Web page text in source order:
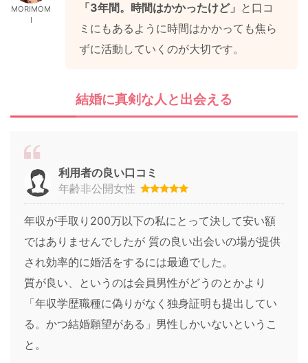
MORIMOM
I
「3年間。時間はかかったけど」 と口コ
ミにもあるように時間はかかっても焦ら
ずに活動していくのが大切です。
結婚に真剣な人と出会える
利用者の良い口コミ
年齢非公開女性
年収が手取り200万以下の私にとって決して安い額
ではありませんでしたが 質の良い出会いの場が提供
され効率的に婚活をするには最適でした。
質が良い、というのは会員男性がどうのとかより
「年収学歴職種に偽りがなく独身証明も提出してい
る。かつ結婚願望がある」男性しかいないというこ
と。